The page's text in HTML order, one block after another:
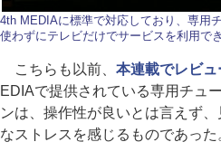
4th MEDIAに標準で対応しており、専用
使わずにテレビだけでサービスを利用で
こちらも以前、 本連載でレビュ
EDIAで提供されている専用チュ
ンは、操作性が良いとは言えず
なストレスを感じるものであった